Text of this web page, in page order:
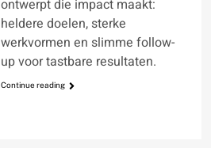
ontwerpt die impact maakt:
heldere doelen, sterke
werkvormen en slimme follow-
up voor tastbare resultaten.
Continue reading